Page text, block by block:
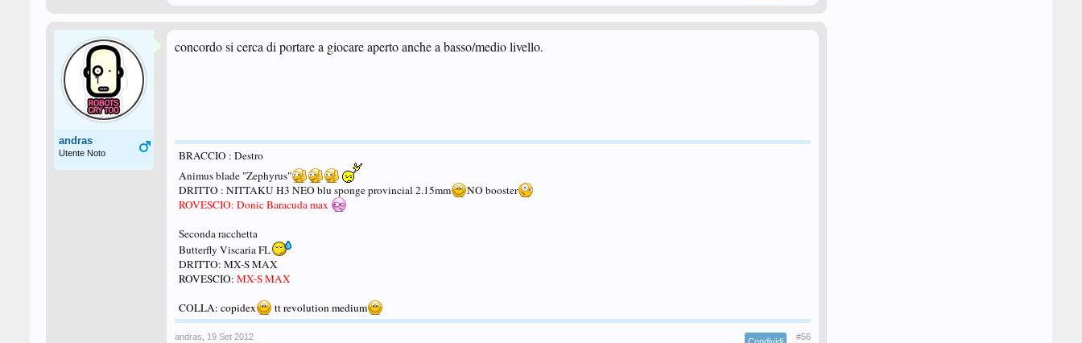
andras
Utente Noto
concordo si cerca di portare a giocare aperto anche a basso/medio livello.
BRACCIO : Destro
Animus blade "Zephyrus"
DRITTO : NITTAKU H3 NEO blu sponge provincial 2.15mm
NO booster
ROVESCIO: Donic Baracuda max
Seconda racchetta
Butterfly Viscaria FL
DRITTO: MX-S MAX
ROVESCIO: MX-S MAX
COLLA: copidex
tt revolution medium
andras 19 Set 2012 #56